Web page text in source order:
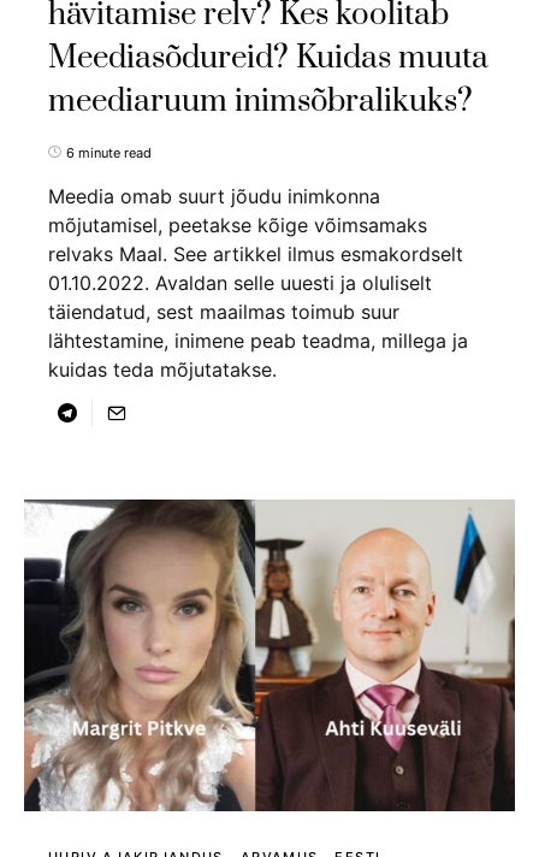
hävitamise relv? Kes koolitab
Meediasõdureid? Kuidas muuta
meediaruum inimsõbralikuks?
6 minute read
Meedia omab suurt jõudu inimkonna
mõjutamisel, peetakse kõige võimsamaks
relvaks Maal. See artikkel ilmus esmakordselt
01.10.2022. Avaldan selle uuesti ja oluliselt
täiendatud, sest maailmas toimub suur
lähtestamine, inimene peab teadma, millega ja
kuidas teda mõjutatakse.